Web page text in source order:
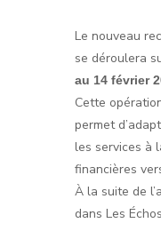
Le nouveau
se déroulera
au 14 février
Cette
permet
les services à
financières
À la suite de
dans Les